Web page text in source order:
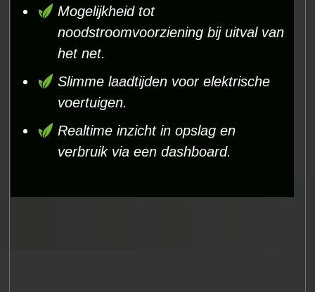
Mogelijkheid tot
noodstroomvoorziening bij uitval van
het net.
Slimme laadtijden voor elektrische
voertuigen.
Realtime inzicht in opslag en
verbruik via een dashboard.